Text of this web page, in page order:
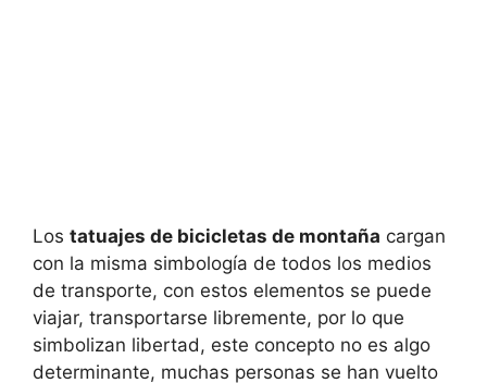
Los tatuajes de bicicletas de montaña cargan
con la misma simbología de todos los medios
de transporte, con estos elementos se puede
viajar, transportarse libremente, por lo que
simbolizan libertad, este concepto no es algo
determinante, muchas personas se han vuelto